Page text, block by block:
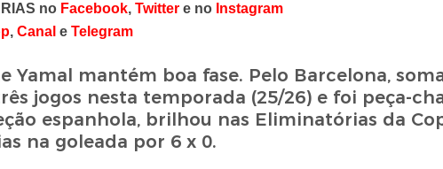
no Facebook, Twittere no Instagram
, Canal e Telegram
Yamal mantém boa fase. Pelo Barcelona,
jogos nesta temporada (25/26) e foi peça-
espanhola, brilhou nas Eliminatórias da
na goleada por 6 x 0.